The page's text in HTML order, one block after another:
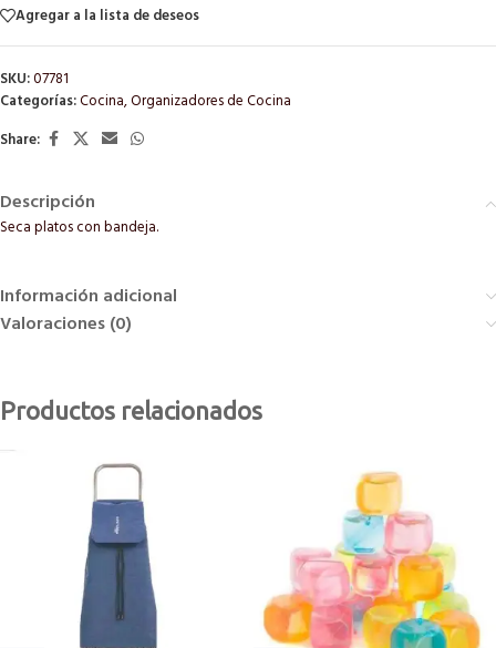
Agregar a la lista de deseos
SKU:07781
Categorías:Cocina,Organizadores de Cocina
Share:
Descripción
Seca platos con bandeja.
Información adicional
Valoraciones (0)
Productos relacionados